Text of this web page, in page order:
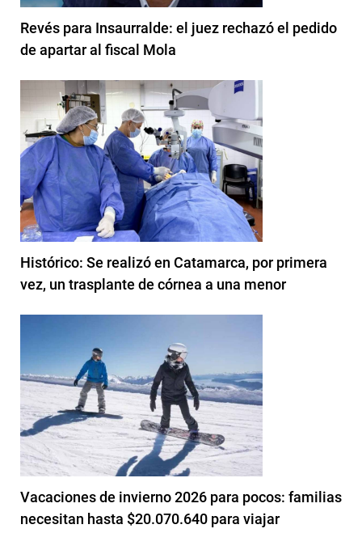
Revés para Insaurralde: el juez rechazó el pedido
de apartar al fiscal Mola
Histórico: Se realizó en Catamarca, por primera
vez, un trasplante de córnea a una menor
Vacaciones de invierno 2026 para pocos: familias
necesitan hasta $20.070.640 para viajar